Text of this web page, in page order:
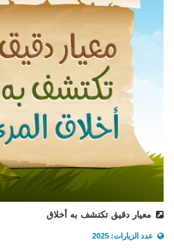
معيار دقيق تكتشف به أخلاق
عدد الزيارات: 2025